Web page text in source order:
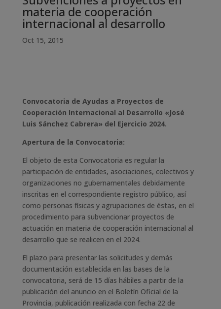
materia de cooperación
internacional al desarrollo
Oct 15, 2015
Convocatoria de Ayudas a Proyectos de
Cooperación Internacional al Desarrollo «José
Luis Sánchez Cabrera» del Ejercicio 2024.
Apertura de la Convocatoria:
El objeto de esta Convocatoria es regular la
participación de entidades, asociaciones, colectivos y
organizaciones no gubernamentales debidamente
inscritas en el correspondiente registro público, así
como personas físicas y agrupaciones de éstas, en el
procedimiento para subvencionar proyectos de
actuación en materia de cooperación internacional al
desarrollo que se realicen en el 2024.
El plazo para presentar las solicitudes y demás
documentación establecida en las bases de la
convocatoria, será de 15 días hábiles a partir de la
publicación del anuncio en el Boletín Oficial de la
Provincia, publicación realizada con fecha 22 de